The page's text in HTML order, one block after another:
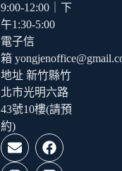
9:00-12:00｜下
午1:30-5:00
電子信
箱
地址 新竹縣竹
北市光明六路
43號10樓(請預
約)